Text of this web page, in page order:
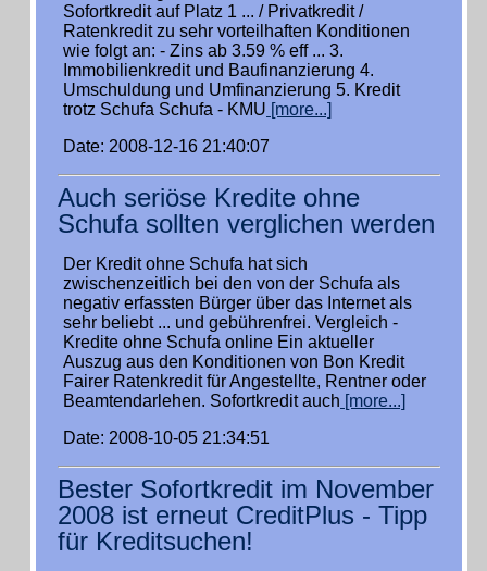
Sofortkredit auf Platz 1 ... / Privatkredit /
Ratenkredit zu sehr vorteilhaften Konditionen
wie folgt an: - Zins ab 3.59 % eff ... 3.
Immobilienkredit und Baufinanzierung 4.
Umschuldung und Umfinanzierung 5. Kredit
trotz Schufa Schufa - KMU [more...]
Date: 2008-12-16 21:40:07
Auch seriöse Kredite ohne
Schufa sollten verglichen werden
Der Kredit ohne Schufa hat sich
zwischenzeitlich bei den von der Schufa als
negativ erfassten Bürger über das Internet als
sehr beliebt ... und gebührenfrei. Vergleich -
Kredite ohne Schufa online Ein aktueller
Auszug aus den Konditionen von Bon Kredit
Fairer Ratenkredit für Angestellte, Rentner oder
Beamtendarlehen. Sofortkredit auch [more...]
Date: 2008-10-05 21:34:51
Bester Sofortkredit im November
2008 ist erneut CreditPlus - Tipp
für Kreditsuchen!